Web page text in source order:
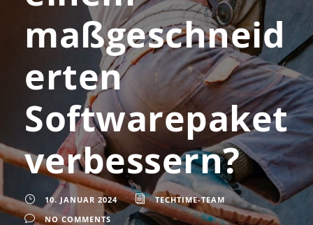
maßgeschneid
erten
Softwarepaket
verbessern?
10. JANUAR 2024
TECHTIME-TEAM
NO COMMENTS